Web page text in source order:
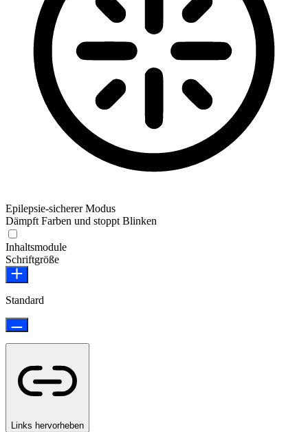
Epilepsie-sicherer Modus
Dämpft Farben und stoppt Blinken
Inhaltsmodule
Schriftgröße
Standard
Links hervorheben